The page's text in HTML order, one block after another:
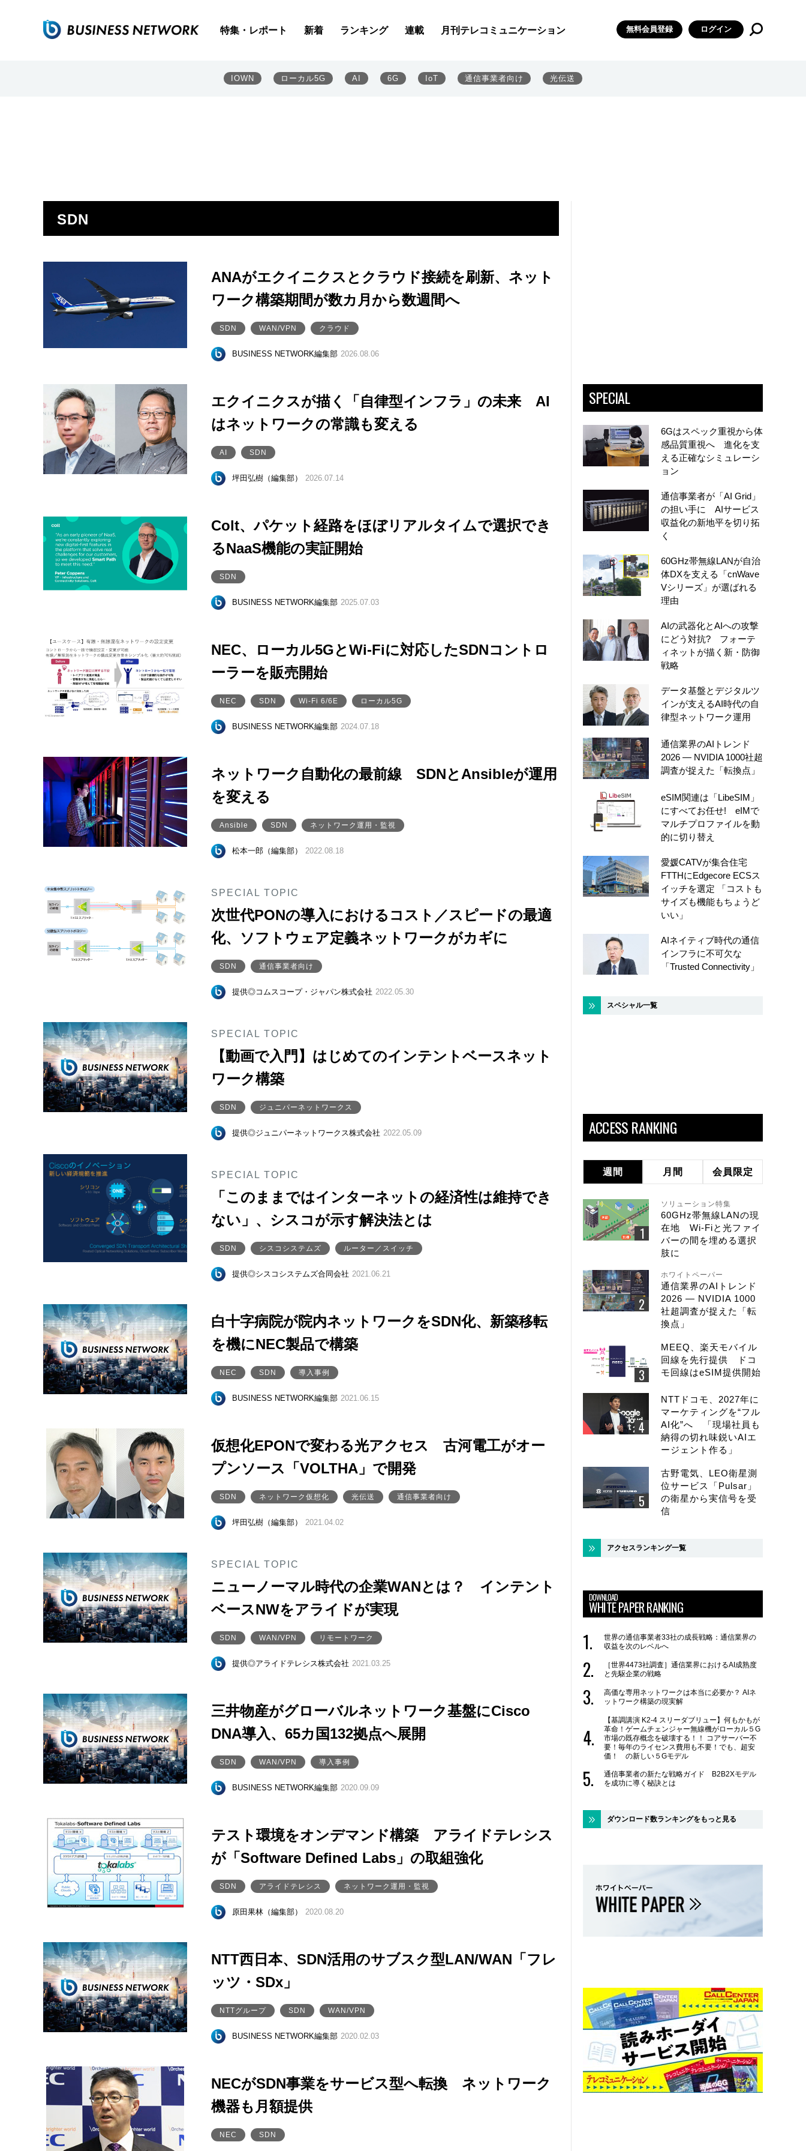
特集・レポート 新着 ランキング 連載 月刊テレコミュニケーション 無料会員登録 ログイン
IOWN ローカル5G AI 6G IoT 通信事業者向け 光伝送
SDN
ANAがエクイニクスとクラウド接続を刷新、ネット
ワーク構築期間が数カ月から数週間へ
SDN WAN/VPN クラウド
BUSINESS NETWORK編集部 2026.08.06
エクイニクスが描く「自律型インフラ」の未来 AI
はネットワークの常識も変える
AI SDN
坪田弘樹（編集部） 2026.07.14
Colt、パケット経路をほぼリアルタイムで選択でき
るNaaS機能の実証開始
SDN
BUSINESS NETWORK編集部 2025.07.03
NEC、ローカル5GとWi-Fiに対応したSDNコントロ
ーラーを販売開始
NEC SDN Wi-Fi 6/6E ローカル5G
BUSINESS NETWORK編集部 2024.07.18
ネットワーク自動化の最前線 SDNとAnsibleが運用
を変える
Ansible SDN ネットワーク運用・監視
松本一郎（編集部） 2022.08.18
SPECIAL TOPIC
次世代PONの導入におけるコスト／スピードの最適
化、ソフトウェア定義ネットワークがカギに
SDN 通信事業者向け
提供◎コムスコープ・ジャパン株式会社 2022.05.30
SPECIAL TOPIC
【動画で入門】はじめてのインテントベースネット
ワーク構築
SDN ジュニパーネットワークス
提供◎ジュニパーネットワークス株式会社 2022.05.09
SPECIAL TOPIC
「このままではインターネットの経済性は維持でき
ない」、シスコが示す解決法とは
SDN シスコシステムズ ルーター／スイッチ
提供◎シスコシステムズ合同会社 2021.06.21
白十字病院が院内ネットワークをSDN化、新築移転
を機にNEC製品で構築
NEC SDN 導入事例
BUSINESS NETWORK編集部 2021.06.15
仮想化EPONで変わる光アクセス 古河電工がオー
プンソース「VOLTHA」で開発
SDN ネットワーク仮想化 光伝送 通信事業者向け
坪田弘樹（編集部） 2021.04.02
SPECIAL TOPIC
ニューノーマル時代の企業WANとは？ インテント
ベースNWをアライドが実現
SDN WAN/VPN リモートワーク
提供◎アライドテレシス株式会社 2021.03.25
三井物産がグローバルネットワーク基盤にCisco
DNA導入、65カ国132拠点へ展開
SDN WAN/VPN 導入事例
BUSINESS NETWORK編集部 2020.09.09
テスト環境をオンデマンド構築 アライドテレシス
が「Software Defined Labs」の取組強化
SDN アライドテレシス ネットワーク運用・監視
原田果林（編集部） 2020.08.20
NTT西日本、SDN活用のサブスク型LAN/WAN「フレ
ッツ・SDx」
NTTグループ SDN WAN/VPN
BUSINESS NETWORK編集部 2020.02.03
NECがSDN事業をサービス型へ転換 ネットワーク
機器も月額提供
NEC SDN
SPECIAL
6Gはスペック重視から体
感品質重視へ 進化を支
える正確なシミュレーシ
ョン
通信事業者が「AI Grid」
の担い手に AIサービス
収益化の新地平を切り拓
く
60GHz帯無線LANが自治
体DXを支える「cnWave
Vシリーズ」が選ばれる
理由
AIの武器化とAIへの攻撃
にどう対抗? フォーテ
ィネットが描く新・防御
戦略
データ基盤とデジタルツ
インが支えるAI時代の自
律型ネットワーク運用
通信業界のAIトレンド
2026 ― NVIDIA 1000社超
調査が捉えた「転換点」
eSIM関連は「LibeSIM」
にすべてお任せ! eIMで
マルチプロファイルを動
的に切り替え
愛媛CATVが集合住宅
FTTHにEdgecore ECSス
イッチを選定 「コストも
サイズも機能もちょうど
いい」
AIネイティブ時代の通信
インフラに不可欠な
「Trusted Connectivity」
スペシャル一覧
ACCESS RANKING
週間 月間 会員限定
ソリューション特集
60GHz帯無線LANの現
在地 Wi-Fiと光ファイ
バーの間を埋める選択
肢に
ホワイトペーパー
通信業界のAIトレンド
2026 ― NVIDIA 1000
社超調査が捉えた「転
換点」
MEEQ、楽天モバイル
回線を先行提供 ドコ
モ回線はeSIM提供開始
NTTドコモ、2027年に
マーケティングを“フル
AI化”へ 「現場社員も
納得の切れ味鋭いAIエ
ージェント作る」
古野電気、LEO衛星測
位サービス「Pulsar」
の衛星から実信号を受
信
アクセスランキング一覧
DOWNLOAD
WHITE PAPER RANKING
世界の通信事業者33社の成長戦略：通信業界の
収益を次のレベルへ
［世界4473社調査］通信業界におけるAI成熟度
と先駆企業の戦略
高価な専用ネットワークは本当に必要か？ AIネ
ットワーク構築の現実解
【基調講演 K2-4 スリーダブリュー】何もかもが
革命！ゲームチェンジャー無線機がローカル５G
市場の既存概念を破壊する！！ コアサーバー不
要！毎年のライセンス費用も不要！でも、超安
価！ の新しい５Gモデル
通信事業者の新たな戦略ガイド B2B2Xモデル
を成功に導く秘訣とは
ダウンロード数ランキングをもっと見る